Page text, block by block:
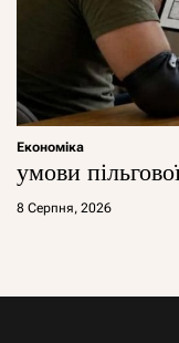
Економіка
умови
8 Серпня, 2026